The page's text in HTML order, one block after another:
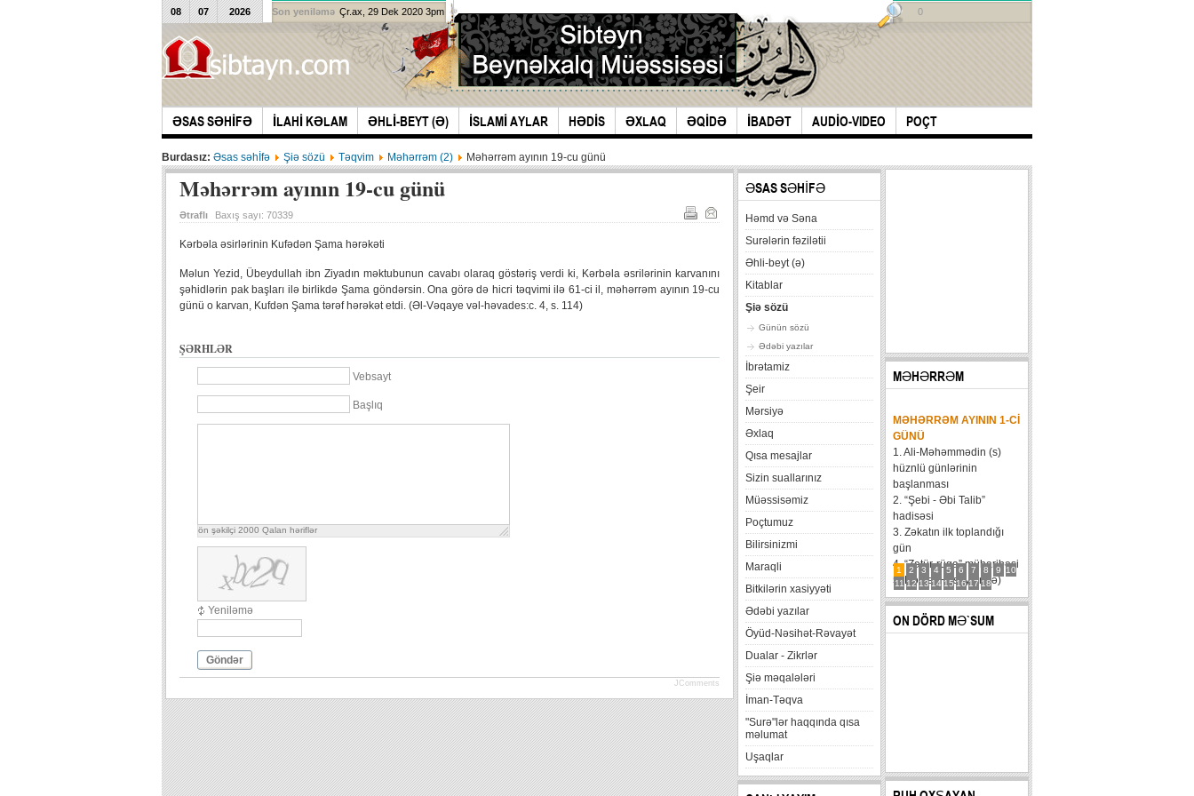
ƏSAS SƏHİFƏ İLAHİ KƏLAM ƏHLİ-BEYT (Ə) İSLAMİ AYLAR HƏDİS ƏXLAQ ƏQİDƏ İBADƏT AUDİO-VIDEO POÇT
08 07 2026 Son yeniləmə Çr.ax, 29 Dek 2020 3pm 0
Burdasız: Əsas səhİfə Şiə sözü Təqvim Məhərrəm (2) Məhərrəm ayının 19-cu günü
Məhərrəm ayının 19-cu günü
Ətraflı Baxış sayı: 70339
Kərbəla əsirlərinin Kufədən Şama hərəkəti
Məlun Yezid, Übeydullah ibn Ziyadın məktubunun cavabı olaraq göstəriş verdi ki, Kərbəla əsrilərinin karvanını
şəhidlərin pak başları ilə birlikdə Şama göndərsin. Ona görə də hicri təqvimi ilə 61-ci il, məhərrəm ayının 19-cu
günü o karvan, Kufdən Şama tərəf hərəkət etdi. (Əl-Vəqaye vəl-həvades:c. 4, s. 114)
ŞƏRHLƏR
Vebsayt
Başlıq
ön şəkilçi 2000 Qalan həriflər
Yeniləmə
Göndər
JComments
ƏSAS SƏHİFƏ
Həmd və Səna
Surələrin fəzilətii
Əhli-beyt (ə)
Kitablar
Şiə sözü
Günün sözü
Ədəbi yazılar
İbrətamiz
Şeir
Mərsiyə
Əxlaq
Qısa mesajlar
Sizin suallarınız
Müəssisəmiz
Poçtumuz
Bilirsinizmi
Maraqli
Bitkilərin xasiyyəti
Ədəbi yazılar
Öyüd-Nəsihət-Rəvayət
Dualar - Zikrlər
Şiə məqalələri
İman-Təqva
"Surə"lər haqqında qısa
məlumat
Uşaqlar
MƏHƏRRƏM
1 2 3 4 5 6 7 8 9
10
11 12 13 14 15 16 17 18
MƏHƏRRƏM AYININ 1-CI
GÜNÜ
1. Ali-Məhəmmədin (s)
hüznlü günlərinin
başlanması
2. “Şebi - Əbi Talib”
hadisəsi
3. Zəkatın ilk toplandığı
gün
4. “Zatür-rüqa” müharibəsi
5. Həzrət Hüseynin (ə)
karvanının Bəni Məqatilin
qəsrinə çatması
6....
ON DÖRD MƏ`SUM